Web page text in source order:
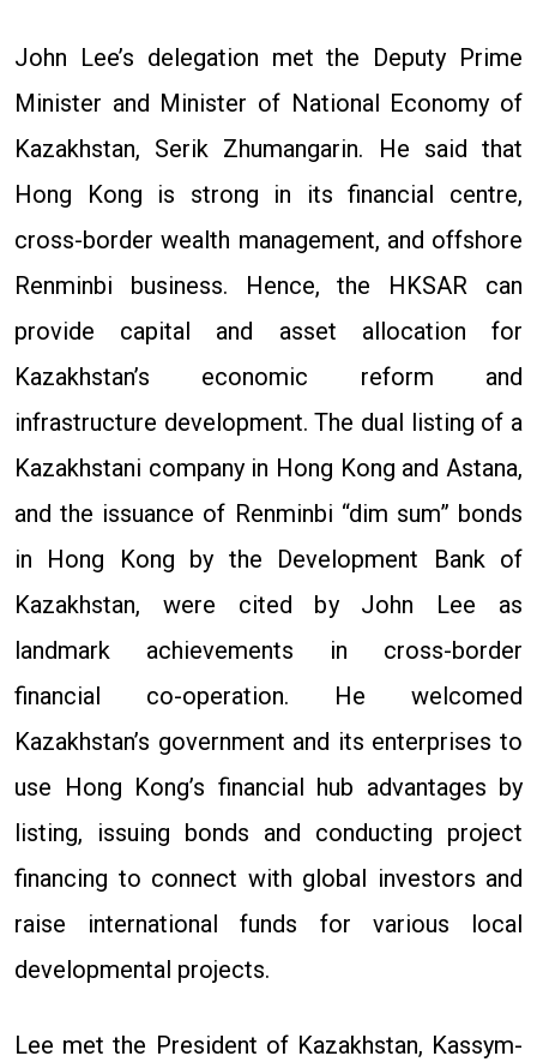
John Lee’s delegation met the Deputy Prime
Minister and Minister of National Economy of
Kazakhstan, Serik Zhumangarin. He said that
Hong Kong is strong in its financial centre,
cross-border wealth management, and offshore
Renminbi business. Hence, the HKSAR can
provide capital and asset allocation for
Kazakhstan’s economic reform and
infrastructure development. The dual listing of a
Kazakhstani company in Hong Kong and Astana,
and the issuance of Renminbi “dim sum” bonds
in Hong Kong by the Development Bank of
Kazakhstan, were cited by John Lee as
landmark achievements in cross-border
financial co-operation. He welcomed
Kazakhstan’s government and its enterprises to
use Hong Kong’s financial hub advantages by
listing, issuing bonds and conducting project
financing to connect with global investors and
raise international funds for various local
developmental projects.
Lee met the President of Kazakhstan, Kassym-